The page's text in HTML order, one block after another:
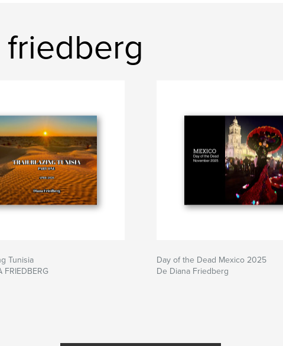
Tunisia
FRIEDBERG
Day of the Dead Mexico 2025
De Diana Friedberg